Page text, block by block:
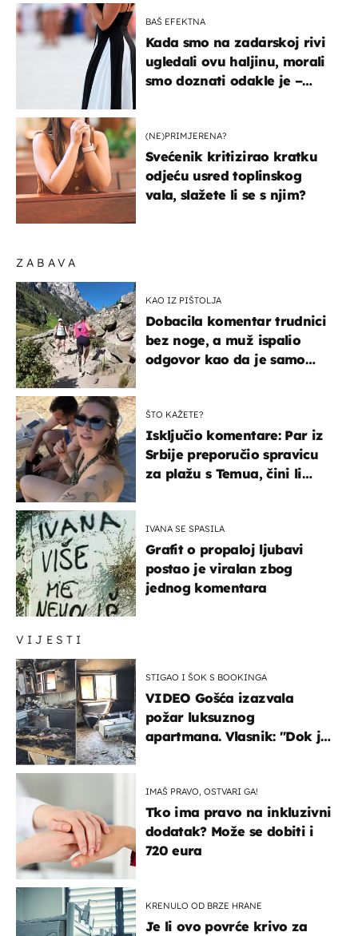
VIJESTI
STIGAO I ŠOK S BOOKINGA
VIDEO Gošća izazvala
požar luksuznog
apartmana. Vlasnik: "Dok je
IMAŠ PRAVO, OSTVARI GA!
Tko ima pravo na inkluzivni
dodatak? Može se dobiti i
720 eura
KRENULO OD BRZE HRANE
Je li ovo povrće krivo za
ZABAVA
KAO IZ PIŠTOLJA
Dobacila komentar trudnici
bez noge, a muž ispalio
odgovor kao da je samo
ŠTO KAŽETE?
Isključio komentare: Par iz
Srbije preporučio spravicu
za plažu s Temua, čini li
IVANA SE SPASILA
Grafit o propaloj ljubavi
postao je viralan zbog
jednog komentara
BAŠ EFEKTNA
Kada smo na zadarskoj rivi
ugledali ovu haljinu, morali
smo doznati odakle je –
(NE)PRIMJERENA?
Svećenik kritizirao kratku
odjeću usred toplinskog
vala, slažete li se s njim?